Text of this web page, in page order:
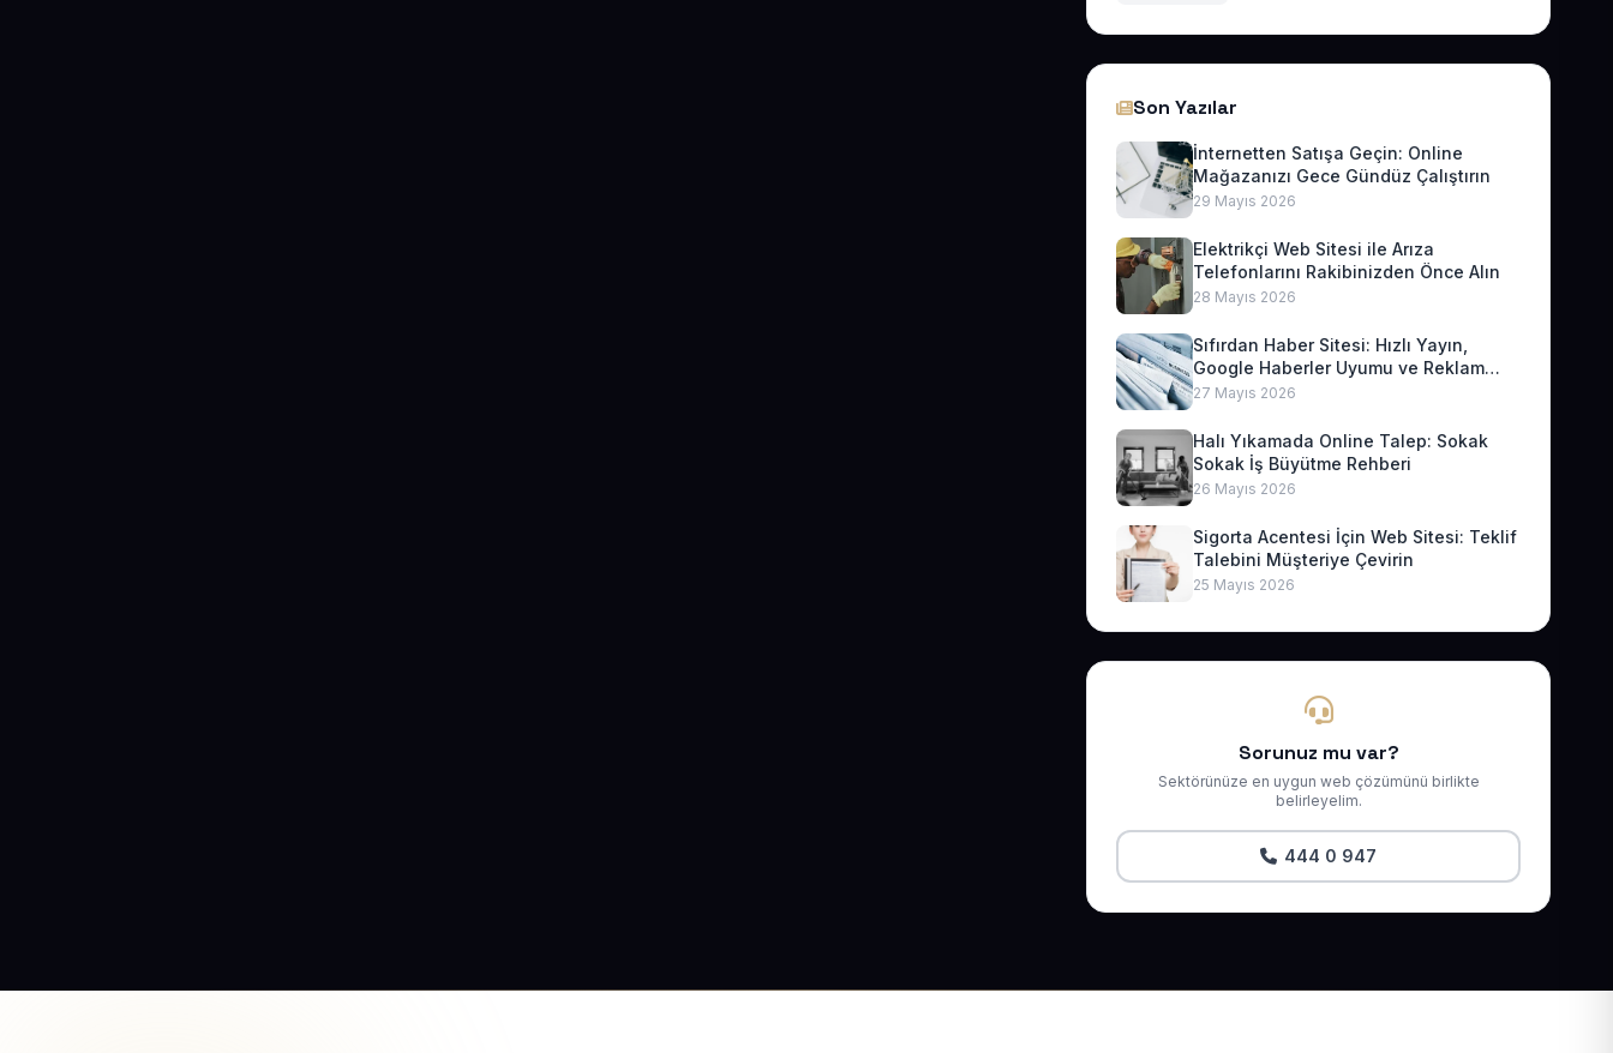
Son Yazılar
İnternetten Satışa Geçin: Online
Mağazanızı Gece Gündüz Çalıştırın
29 Mayıs 2026
Elektrikçi Web Sitesi ile Arıza
Telefonlarını Rakibinizden Önce Alın
28 Mayıs 2026
Sıfırdan Haber Sitesi: Hızlı Yayın,
Google Haberler Uyumu ve Reklam
Geliri
27 Mayıs 2026
Halı Yıkamada Online Talep: Sokak
Sokak İş Büyütme Rehberi
26 Mayıs 2026
Sigorta Acentesi İçin Web Sitesi: Teklif
Talebini Müşteriye Çevirin
25 Mayıs 2026
Sorunuz mu var?
Sektörünüze en uygun web çözümünü birlikte
belirleyelim.
444 0 947